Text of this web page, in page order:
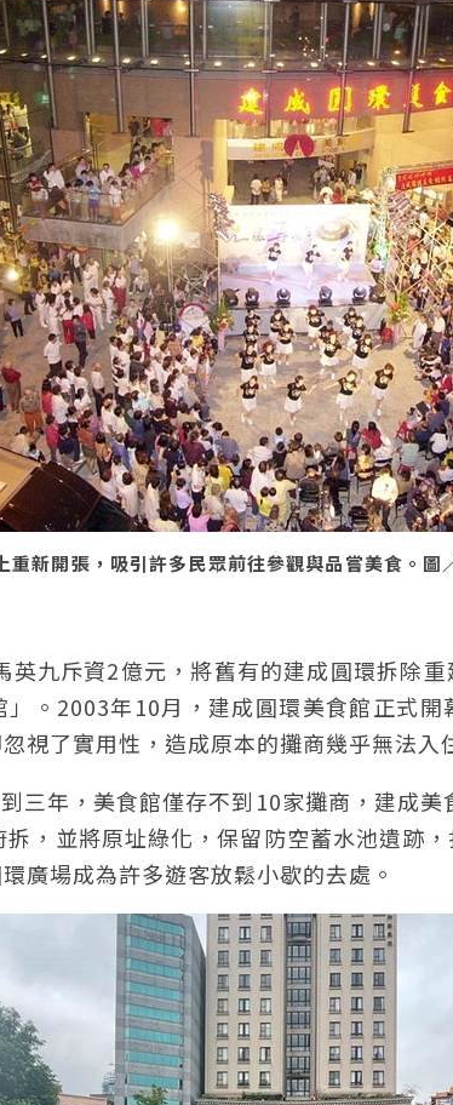
重新開張，吸引許多民眾前往參觀與品嘗美食。
英九斥資2億元，將舊有的建成圓環拆除
。2003年10月，建成圓環美食館正式
視了實用性，造成原本的攤商幾乎無法入
三年，美食館僅存不到10家攤商，建成
，並將原址綠化，保留防空蓄水池遺跡
廣場成為許多遊客放鬆小歇的去處。